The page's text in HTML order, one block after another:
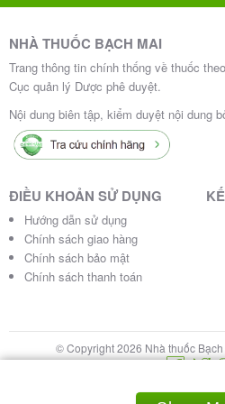
nghiêm trọng và có thể
liều hoặc ngưng sử dụng
các dấu hiệu bất thường, đặc
cần ngưng thuốc và tham
8. Lưu ý và thận trọng
8.1. Đối tượng cần thận
Người suy thận
nguy cơ tích lũy nhôm và
Người bị rối loạn chức
NHÀ THUỐC BẠCH MAI
Trang thông tin chính thống về thuốc
Cục quản lý Dược phê duyệt.
Nội dung biên tập, kiểm duyệt nội dung
ĐIỀU KHOẢN SỬ DỤNG
Hướng dẫn sử dụng
Chính sách giao hàng
Chính sách bảo mật
Chính sách thanh toán
© Copyright 2026 Nhà thuốc